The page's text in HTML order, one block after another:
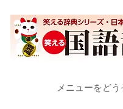
メニューをど